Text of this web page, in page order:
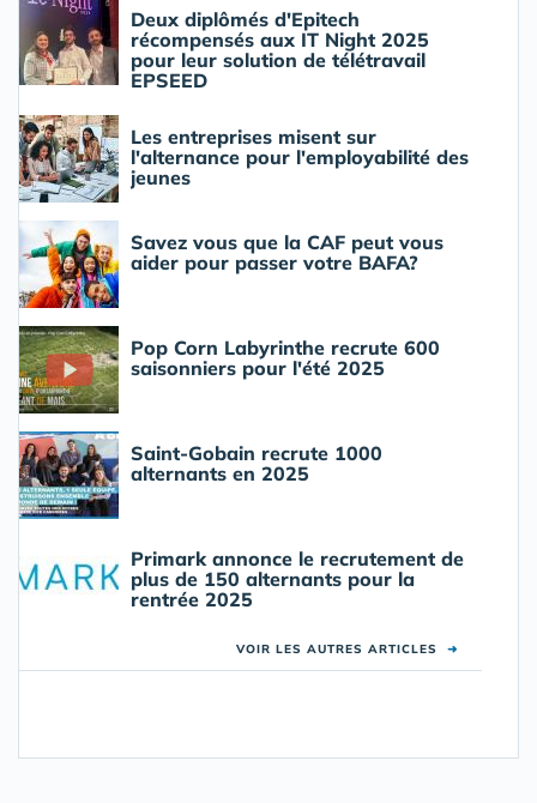
Deux diplômés d'Epitech
récompensés aux IT Night 2025
pour leur solution de télétravail
EPSEED
Les entreprises misent sur
l'alternance pour l'employabilité des
jeunes
Savez vous que la CAF peut vous
aider pour passer votre BAFA?
Pop Corn Labyrinthe recrute 600
saisonniers pour l'été 2025
Saint-Gobain recrute 1000
alternants en 2025
Primark annonce le recrutement de
plus de 150 alternants pour la
rentrée 2025
VOIR LES AUTRES ARTICLES ➜